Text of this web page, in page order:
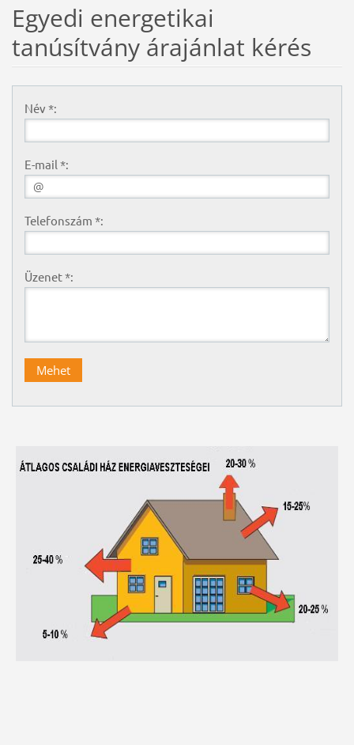
Egyedi energetikai
tanúsítvány árajánlat kérés
Név *:
E-mail *:
Telefonszám *:
Üzenet *: